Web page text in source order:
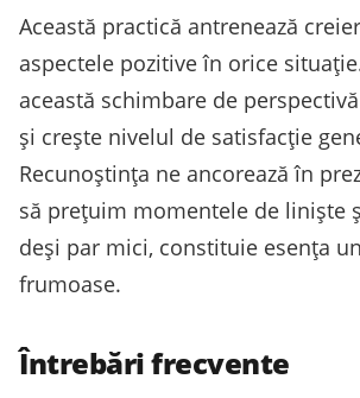
Această practică antrenează
aspectele pozitive în orice
această schimbare de
și crește nivelul de satisfacție
Recunoștința ne ancorează în
să prețuim momentele de liniște
deși par mici, constituie esența
frumoase.
Întrebări frecvente